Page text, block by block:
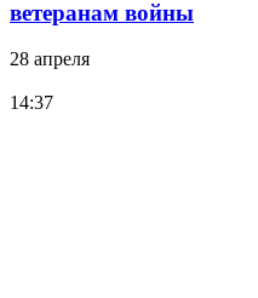
ветеранам войны
28 апреля
14:37